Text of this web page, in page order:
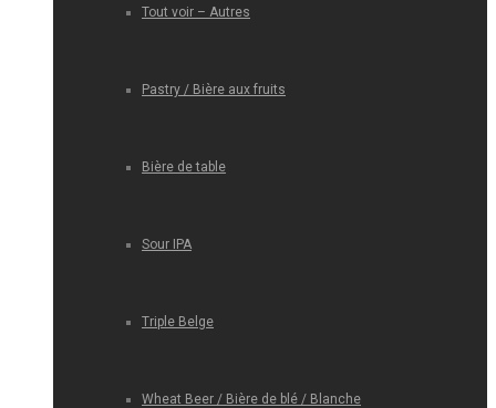
Tout voir – Autres
Pastry / Bière aux fruits
Bière de table
Sour IPA
Triple Belge
Wheat Beer / Bière de blé / Blanche